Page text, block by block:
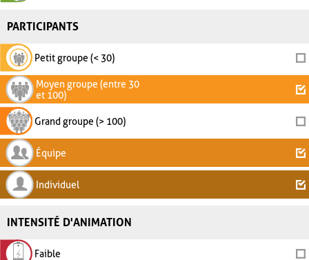
PARTICIPANTS
Petit groupe (< 30)
Moyen groupe (entre 30
et 100)
Grand groupe (> 100)
Équipe
Individuel
INTENSITÉ D'ANIMATION
Faible